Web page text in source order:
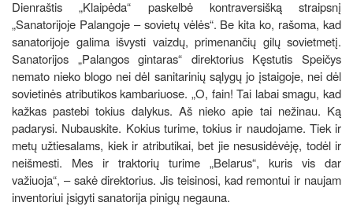
Dienraštis „Klaipėda“ paskelbė kontraversišką straipsnį
„Sanatorijoje Palangoje – sovietų vėlės“. Be kita ko, rašoma, kad
sanatorijoje galima išvysti vaizdų, primenančių gilų sovietmetį.
Sanatorijos „Palangos gintaras“ direktorius Kęstutis Speičys
nemato nieko blogo nei dėl sanitarinių sąlygų jo įstaigoje, nei dėl
sovietinės atributikos kambariuose. „O, fain! Tai labai smagu, kad
kažkas pastebi tokius dalykus. Aš nieko apie tai nežinau. Ką
padarysi. Nubauskite. Kokius turime, tokius ir naudojame. Tiek ir
metų užtiesalams, kiek ir atributikai, bet jie nesusidėvėję, todėl ir
neišmesti. Mes ir traktorių turime „Belarus“, kuris vis dar
važiuoja“, – sakė direktorius. Jis teisinosi, kad remontui ir naujam
inventoriui įsigyti sanatorija pinigų negauna.